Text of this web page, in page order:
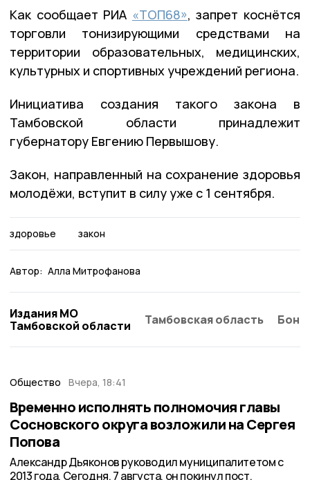
Как сообщает РИА «ТОП68», запрет коснётся
торговли тонизирующими средствами на
территории образовательных, медицинских,
культурных и спортивных учреждений региона.
Инициатива создания такого закона в
Тамбовской области принадлежит
губернатору Евгению Первышову.
Закон, направленный на сохранение здоровья
молодёжи, вступит в силу уже с 1 сентября.
здоровье закон
Автор: Алла Митрофанова
Издания МО
Тамбовской области
Тамбовская область
Общество Вчера, 18:41
Временно исполнять полномочия главы
Сосновского округа возложили на Сергея
Попова
Александр Дьяконов руководил муниципалитетом с
2013 года. Сегодня, 7 августа, он покинул пост.